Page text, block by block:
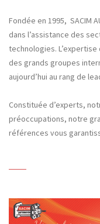
Fondée en 1995, SACIM
dans l’assistance des
technologies. L’expertise
des grands groupes
aujourd’hui au rang de
Constituée d’experts,
préoccupations, notre
références vous